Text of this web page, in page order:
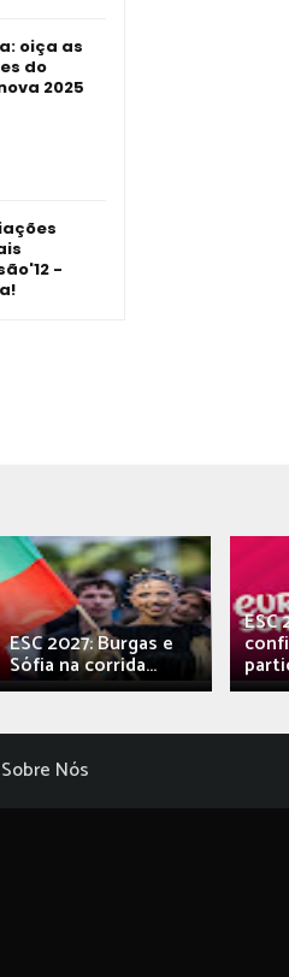
oiça as
do
2025
-
ESC 2027: Burgas e
Sófia na corrida...
ESC
Sobre Nós